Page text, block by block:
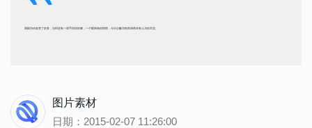
我因为你改变了好多，当时还有一双手供你依赖，一个眼神免你惊扰，今日心酸与怆然却再未有人与你共尝。
图片素材
日期：2015-02-07 11:26:00